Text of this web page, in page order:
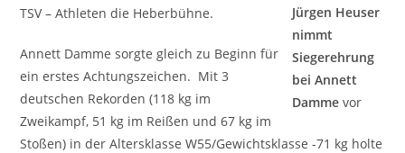
Jürgen Heuser
nimmt
Siegerehrung
bei Annett
Damme vor
TSV – Athleten die Heberbühne.
Annett Damme sorgte gleich zu Beginn für
ein erstes Achtungszeichen. Mit 3
deutschen Rekorden (118 kg im
Zweikampf, 51 kg im Reißen und 67 kg im
Stoßen) in der Altersklasse W55/Gewichtsklasse -71 kg holte